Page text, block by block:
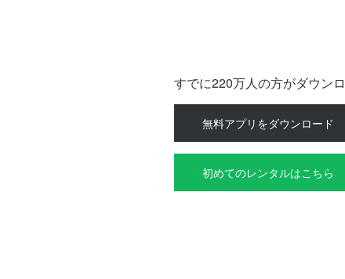
すでに220万人の方がダウン
無料アプリをダウンロード
初めてのレンタルはこちら